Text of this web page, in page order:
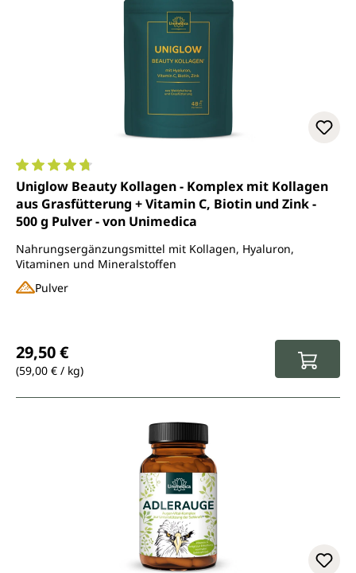
Durchschnittliche Bewertung von 4.7 von 5 Sternen
Uniglow Beauty Kollagen - Komplex mit Kollagen
aus Grasfütterung + Vitamin C, Biotin und Zink -
500 g Pulver - von Unimedica
Nahrungsergänzungsmittel mit Kollagen, Hyaluron,
Vitaminen und Mineralstoffen
Pulver
29,50 €
(59,00 € / kg)